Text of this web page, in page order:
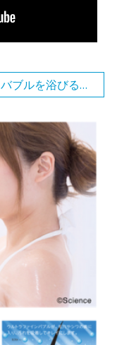
ブルを浴びる…